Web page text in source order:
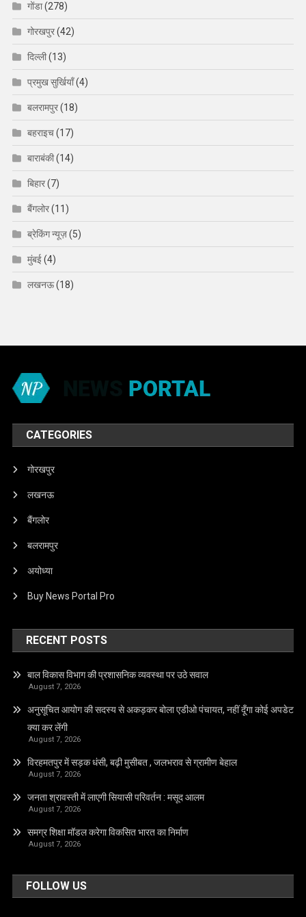
गोंडा(278)
गोरखपुर(42)
दिल्ली(13)
प्रमुख सुर्खियाँ(4)
बलरामपुर(18)
बहराइच(17)
बाराबंकी(14)
बिहार(7)
बैंगलोर(11)
ब्रेकिंग न्यूज़(5)
मुंबई(4)
लखनऊ(18)
CATEGORIES
गोरखपुर
लखनऊ
बैंगलोर
बलरामपुर
अयोध्या
Buy News Portal Pro
RECENT POSTS
बाल विकास विभाग की प्रशासनिक व्यवस्था पर उठे सवाल
August 7, 2026
अनुसूचित आयोग की सदस्य से अकड़कर बोला एडीओ पंचायत, नहीं दूँगा कोई अपडेट
क्या कर लेंगी
August 7, 2026
विरहमतपुर में सड़क धंसी, बढ़ी मुसीबत , जलभराव से ग्रामीण बेहाल
August 7, 2026
जनता श्रावस्ती में लाएगी सियासी परिवर्तन : मसूद आलम
August 7, 2026
समग्र शिक्षा मॉडल करेगा विकसित भारत का निर्माण
August 7, 2026
FOLLOW US